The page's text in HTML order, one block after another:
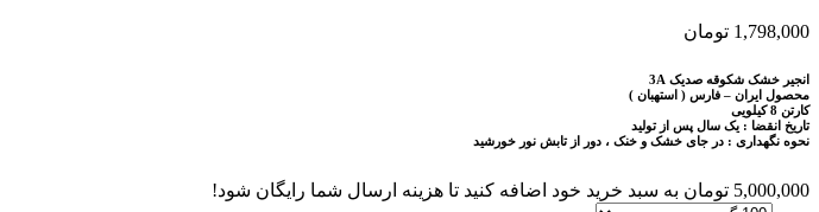
1,798,000 تومان
انجیر خشک شکوقه صدیک 3A
محصول ایران – فارس ( استهبان )
کارتن 8 کیلویی
تاریخ انقضا : یک سال پس از تولید
نحوه نگهداری : در جای خشک و خنک ، دور از تابش نور خورشید
5,000,000 تومان به سبد خرید خود اضافه کنید تا هزینه ارسال شما رایگان شود!